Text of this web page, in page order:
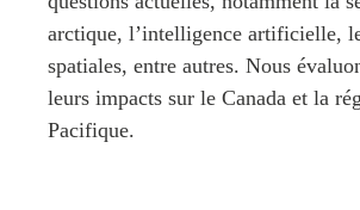
arctique, l’intelligence artificielle,
spatiales, entre autres. Nous
leurs impacts sur le Canada et la
Pacifique.